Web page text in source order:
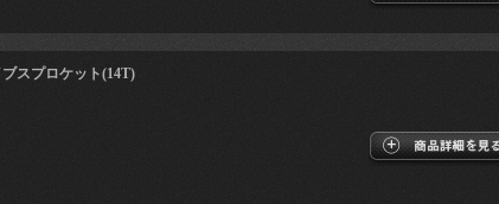
スプロケット(14T)